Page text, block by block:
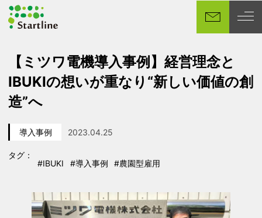
イ
ツ
へ
移
【ミツワ電機導入事例】経営理念と
IBUKIの想いが重なり“新しい価値の創
造”へ
カテゴリー
導入事例
投稿日
2023.04.25
タグ：
タグ
#IBUKI
タグ
#導入事例
タグ
#農園型雇用